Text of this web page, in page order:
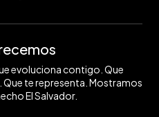
evoluciona contigo. Que
te representa. Mostramos
El Salvador.